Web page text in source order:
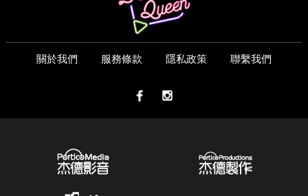
關於我們 服務條款 隱私政策 聯繫我們